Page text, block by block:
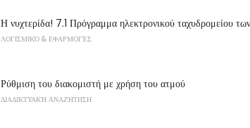
Η νυχτερίδα! 7.1 Πρόγραμμα ηλεκτρονικού ταχυδρομείου
ΛΟΓΙΣΜΙΚΌ & ΕΦΑΡΜΟΓΈΣ
Ρύθμιση του διακομιστή με χρήση του ατμού
ΔΙΑΔΙΚΤΥΑΚΉ ΑΝΑΖΉΤΗΣΗ